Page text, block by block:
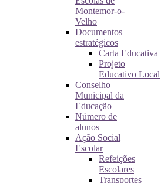
Montemor-o-
Velho
Documentos
estratégicos
Carta Educativa
Projeto
Educativo Local
Conselho
Municipal da
Educação
Número de
alunos
Ação Social
Escolar
Refeições
Escolares
Transportes